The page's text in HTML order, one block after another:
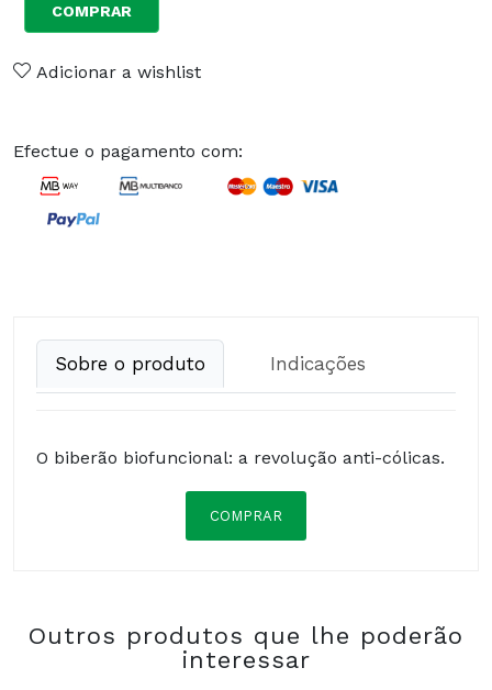
COMPRAR
Adicionar a wishlist
Efectue o pagamento com:
Sobre o produto Indicações
O biberão biofuncional: a revolução anti-cólicas.
COMPRAR
Outros produtos que lhe poderão
interessar